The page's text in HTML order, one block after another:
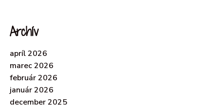
Archív
apríl 2026
marec 2026
február 2026
január 2026
december 2025